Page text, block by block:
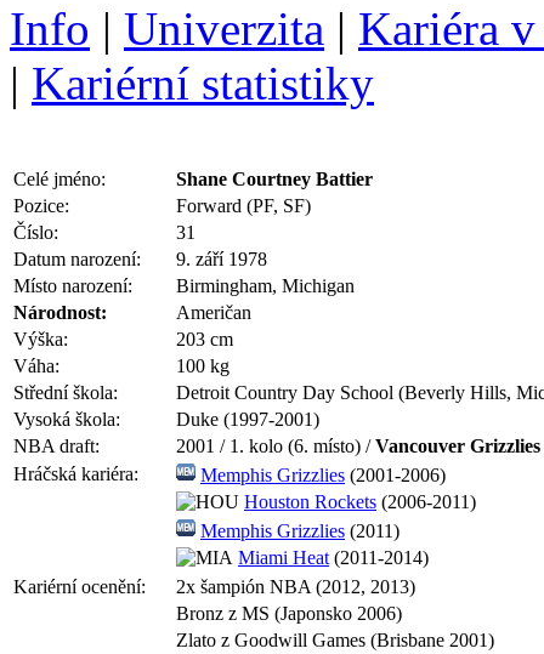
Info | Univerzita | Kariéra
| Kariérní statistiky
Celé jméno:
Shane Courtney Battier
Pozice:
Forward (PF, SF)
Číslo:
31
Datum narození:
9. září 1978
Místo narození:
Birmingham, Michigan
Národnost:
Američan
Výška:
203 cm
Váha:
100 kg
Střední škola:
Detroit Country Day School (Beverly Hills,
Vysoká škola:
Duke (1997-2001)
NBA draft:
2001 / 1. kolo (6. místo) /Vancouver Grizzlies
Hráčská kariéra:
Memphis Grizzlies (2001-2006)
Houston Rockets (2006-2011)
Memphis Grizzlies (2011)
Miami Heat (2011-2014)
Kariérní ocenění:
2x šampión NBA (2012, 2013)
Bronz z MS (Japonsko 2006)
Zlato z Goodwill Games (Brisbane 2001)